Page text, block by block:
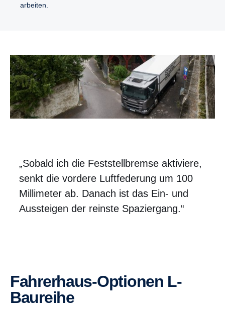
arbeiten.
„Sobald ich die Feststellbremse aktiviere,
senkt die vordere Luftfederung um 100
Millimeter ab. Danach ist das Ein- und
Aussteigen der reinste Spaziergang.“
Fahrerhaus-​Optionen L-​
Baureihe